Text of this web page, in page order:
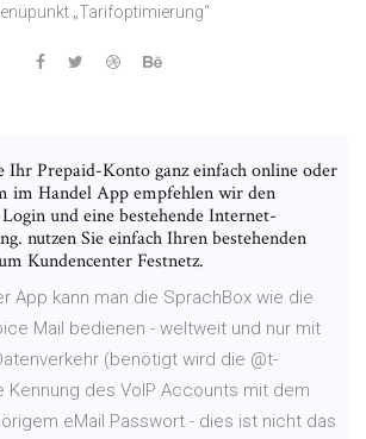
„Tarifoptimierung“
Ihr Prepaid-Konto ganz einfach online oder
im Handel App empfehlen wir den
und eine bestehende Internet-
nutzen Sie einfach Ihren bestehenden
Kundencenter Festnetz.
App kann man die SprachBox wie die
Mail bedienen - weltweit und nur mit
(benötigt wird die @t-
Kennung des VoIP Accounts mit dem
eMail Passwort - dies ist nicht das